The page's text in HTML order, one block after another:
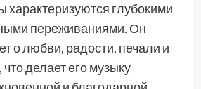
характеризуются глубокими
переживаниями. Он
о любви, радости, печали и
что делает его музыку